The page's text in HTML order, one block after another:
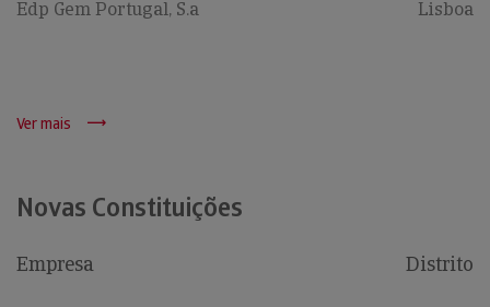
Edp Gem Portugal, S.a Lisboa
Ver mais
Novas Constituições
Empresa Distrito